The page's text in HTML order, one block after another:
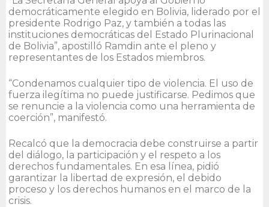
democráticamente elegido en Bolivia, liderado por el
presidente Rodrigo Paz, y también a todas las
instituciones democráticas del Estado Plurinacional
de Bolivia”, apostilló Ramdin ante el pleno y
representantes de los Estados miembros.
“Condenamos cualquier tipo de violencia. El uso de
fuerza ilegítima no puede justificarse. Pedimos que
se renuncie a la violencia como una herramienta de
coerción”, manifestó.
Recalcó que la democracia debe construirse a partir
del diálogo, la participación y el respeto a los
derechos fundamentales. En esa línea, pidió
garantizar la libertad de expresión, el debido
proceso y los derechos humanos en el marco de la
crisis.